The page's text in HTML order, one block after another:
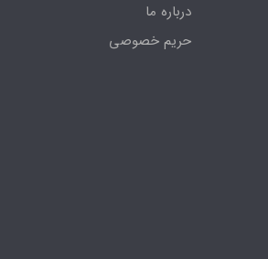
درباره ما
حریم خصوصی